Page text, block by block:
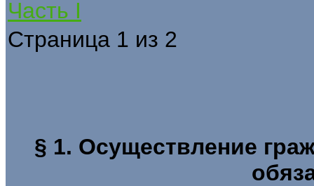
Часть I
Страница 1 из 2
§ 1. Осуществление